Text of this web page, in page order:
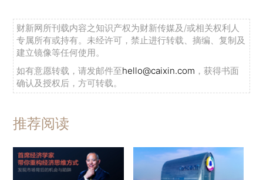
财新网所刊载内容之知识产权为财新传媒及/或相关权利人
专属所有或持有。未经许可，禁止进行转载、摘编、复制及
建立镜像等任何使用。
如有意愿转载，请发邮件至hello@caixin.com ，获得书面
确认及授权后，方可转载。
推荐阅读